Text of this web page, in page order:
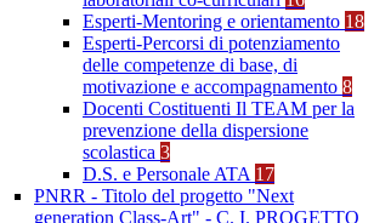
Esperti-Mentoring e orientamento 18
Esperti-Percorsi di potenziamento
delle competenze di base, di
motivazione e accompagnamento 8
Docenti Costituenti Il TEAM per la
prevenzione della dispersione
scolastica 3
D.S. e Personale ATA 17
PNRR - Titolo del progetto "Next
generation Class-Art" - C. I. PROGETTO